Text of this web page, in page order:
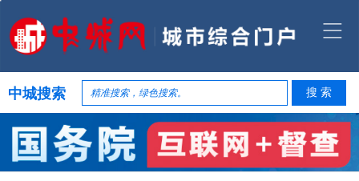
中城搜索